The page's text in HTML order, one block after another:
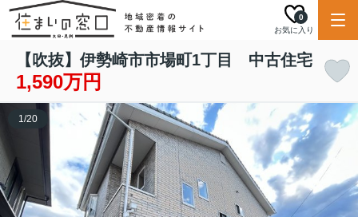
お気に入り
0
【吹抜】伊勢崎市市場町1丁目 中古住宅
1,590万円
1/20